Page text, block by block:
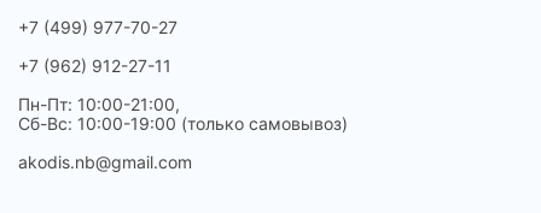
+7 (499) 977-70-27
+7 (962) 912-27-11
Пн-Пт: 10:00-21:00,
Сб-Вс: 10:00-19:00 (только самовывоз)
akodis.nb@gmail.com